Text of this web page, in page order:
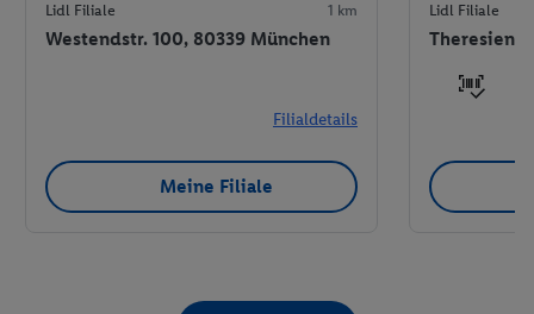
Lidl Filiale 1 km
Westendstr. 100, 80339 München
Filialdetails
Meine Filiale
Lidl Filiale